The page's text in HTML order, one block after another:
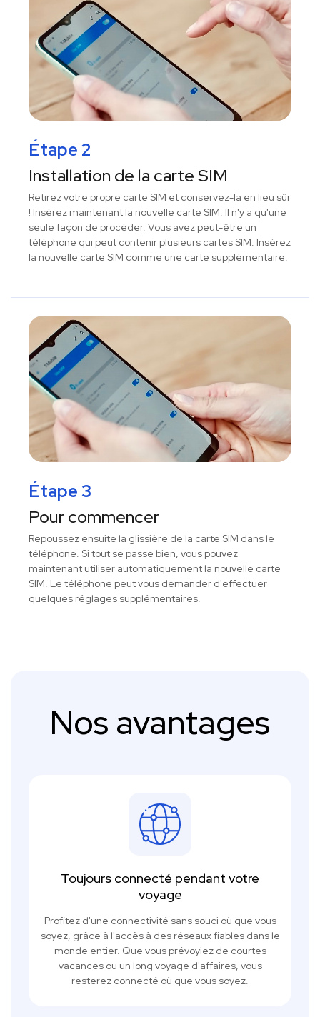
Étape 2
Installation de la carte SIM
Retirez votre propre carte SIM et conservez-la en lieu sûr
! Insérez maintenant la nouvelle carte SIM. Il n'y a qu'une
seule façon de procéder. Vous avez peut-être un
téléphone qui peut contenir plusieurs cartes SIM. Insérez
la nouvelle carte SIM comme une carte supplémentaire.
Étape 3
Pour commencer
Repoussez ensuite la glissière de la carte SIM dans le
téléphone. Si tout se passe bien, vous pouvez
maintenant utiliser automatiquement la nouvelle carte
SIM. Le téléphone peut vous demander d'effectuer
quelques réglages supplémentaires.
Nos avantages
Toujours connecté pendant votre
voyage
Profitez d'une connectivité sans souci où que vous
soyez, grâce à l'accès à des réseaux fiables dans le
monde entier. Que vous prévoyiez de courtes
vacances ou un long voyage d'affaires, vous
resterez connecté où que vous soyez.